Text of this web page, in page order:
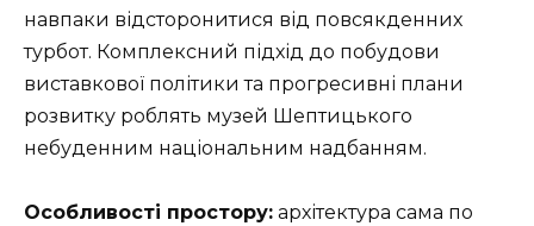
навпаки відсторонитися від повсякденних
турбот. Комплексний підхід до побудови
виставкової політики та прогресивні плани
розвитку роблять музей Шептицького
небуденним національним надбанням.
Особливості простору: архітектура сама по